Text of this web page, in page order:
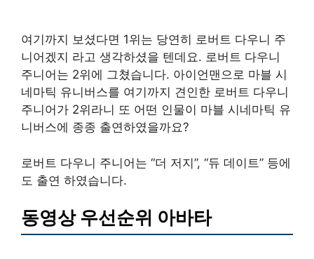
여기까지 보셨다면 1위는 당연히 로버트 다우니 주
니어겠지 라고 생각하셨을 텐데요. 로버트 다우니
주니어는 2위에 그쳤습니다. 아이언맨으로 마블 시
네마틱 유니버스를 여기까지 견인한 로버트 다우니
주니어가 2위라니 또 어떤 인물이 마블 시네마틱 유
니버스에 종종 출연하였을까요?
로버트 다우니 주니어는 “더 저지”, “듀 데이트” 등에
도 출연 하였습니다.
동영상 우선순위 아바타